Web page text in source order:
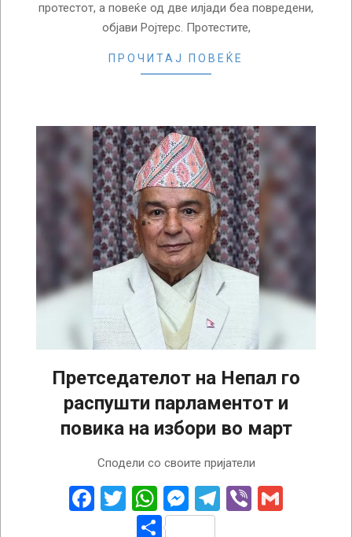
протестот, а повеќе од две илјади беа повредени,
објави Ројтерс. Протестите,
ПРОЧИТАЈ ПОВЕЌЕ
Претседателот на Непал го
распушти парламентот и
повика на избори во март
Сподели со своите пријатели
Facebook
Twitter
WhatsApp
Messenger
Telegram
Viber
Share